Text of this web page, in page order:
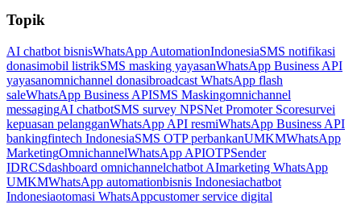
Topik
AI chatbot bisnisWhatsApp AutomationIndonesiaSMS notifikasi
donasimobil listrikSMS masking yayasanWhatsApp Business API
yayasanomnichannel donasibroadcast WhatsApp flash
saleWhatsApp Business APISMS Maskingomnichannel
messagingAI chatbotSMS survey NPSNet Promoter Scoresurvei
kepuasan pelangganWhatsApp API resmiWhatsApp Business API
bankingfintech IndonesiaSMS OTP perbankanUMKMWhatsApp
MarketingOmnichannelWhatsApp APIOTPSender
IDRCSdashboard omnichannelchatbot AImarketing WhatsApp
UMKMWhatsApp automationbisnis Indonesiachatbot
Indonesiaotomasi WhatsAppcustomer service digital